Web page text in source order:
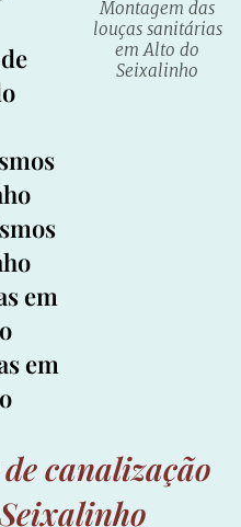
Montagem das
louças sanitárias
em Alto do
Seixalinho
em
em
canalização